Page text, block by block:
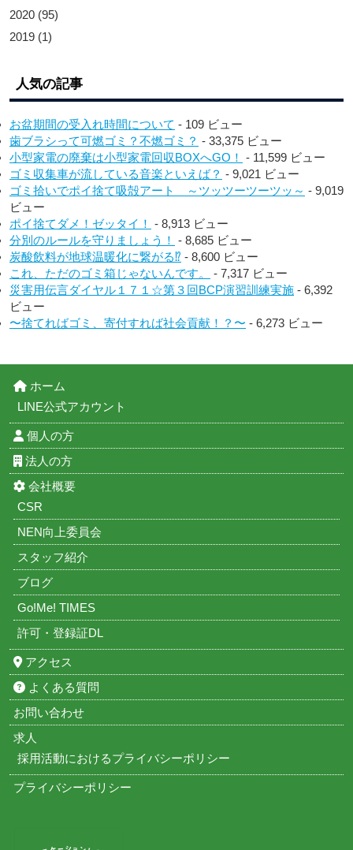
2020 (95)
2019 (1)
人気の記事
お盆期間の受入れ時間について - 109 ビュー
歯ブラシって可燃ゴミ？不燃ゴミ？ - 33,375 ビュー
小型家電の廃棄は小型家電回収BOXへGO！ - 11,599 ビュー
ゴミ収集車が流している音楽といえば？ - 9,021 ビュー
ゴミ拾いでポイ捨て吸殻アート ～ツッツーツーツッ～ - 9,019
ビュー
ポイ捨てダメ！ゼッタイ！ - 8,913 ビュー
分別のルールを守りましょう！ - 8,685 ビュー
炭酸飲料が地球温暖化に繋がる⁉︎ - 8,600 ビュー
これ、ただのゴミ箱じゃないんです。
- 7,317 ビュー
災害用伝言ダイヤル１７１☆第３回BCP演習訓練実施 - 6,392
ビュー
〜捨てればゴミ、寄付すれば社会貢献！？〜 - 6,273 ビュー
ホーム
LINE公式アカウント
個人の方
法人の方
会社概要
CSR
NEN向上委員会
スタッフ紹介
ブログ
Go!Me! TIMES
許可・登録証DL
アクセス
よくある質問
お問い合わせ
求人
採用活動におけるプライバシーポリシー
プライバシーポリシー